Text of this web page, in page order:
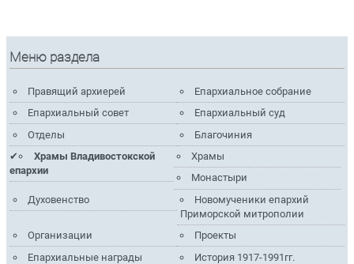
Меню раздела
Правящий архиерей
Епархиальное собрание
Епархиальный совет
Епархиальный суд
Отделы
Благочиния
Храмы Владивостокской
епархии
Храмы
Монастыри
Духовенство
Новомученики епархий
Приморской митрополии
Организации
Проекты
Епархиальные награды
История 1917-1991гг.